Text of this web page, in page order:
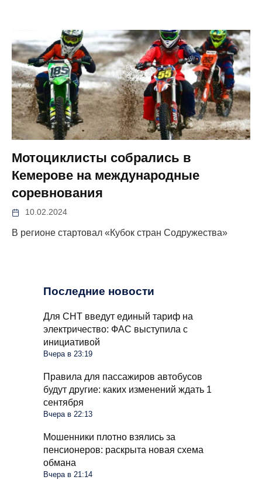
Мотоциклисты собрались в
Кемерове на международные
соревнования
10.02.2024
В регионе стартовал «Кубок стран Содружества»
Последние новости
Для СНТ введут единый тариф на
электричество: ФАС выступила с
инициативой
Вчера в 23:19
Правила для пассажиров автобусов
будут другие: каких изменений ждать 1
сентября
Вчера в 22:13
Мошенники плотно взялись за
пенсионеров: раскрыта новая схема
обмана
Вчера в 21:14